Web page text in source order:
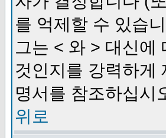
를 억제할 수 있습
그는 < 와 > 대신에
것인지를 강력하게
명서를 참조하십시
위로